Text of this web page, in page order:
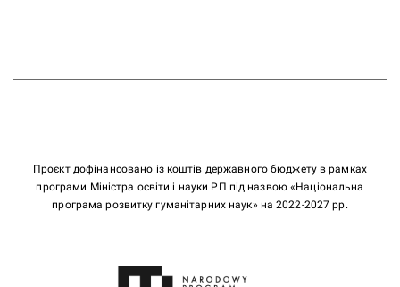
Проєкт дофінансовано із коштів державного бюджету в рамках
програми Міністра освіти і науки РП під назвою «Національна
програма розвитку гуманітарних наук» на 2022-2027 рр.